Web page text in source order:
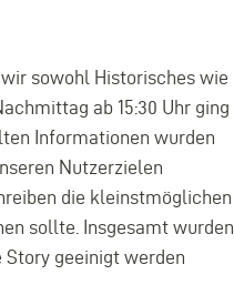
sowohl Historisches wie
ab 15:30 Uhr ging
Informationen wurden
Nutzerzielen
die kleinstmöglichen
sollte. Insgesamt wurden
geeinigt werden